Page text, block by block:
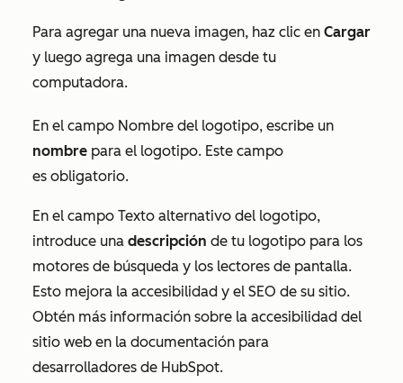
Para agregar una nueva imagen, haz clic en Cargar
y luego agrega una imagen desde tu
computadora.
En el campo Nombre del logotipo, escribe un
nombre para el logotipo. Este campo
es obligatorio.
En el campo Texto alternativo del logotipo,
introduce una descripción de tu logotipo para los
motores de búsqueda y los lectores de pantalla.
Esto mejora la accesibilidad y el SEO de su sitio.
Obtén más información sobre la accesibilidad del
sitio web en la documentación para
desarrolladores de HubSpot.